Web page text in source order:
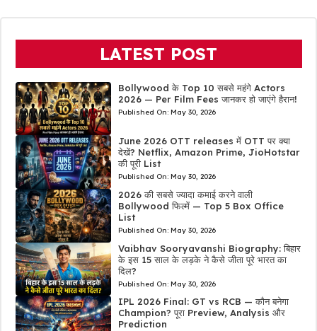
LATEST POST
Bollywood के Top 10 सबसे महंगे Actors
2026 — Per Film Fees जानकर हो जाएंगे हैरान!
Published On: May 30, 2026
June 2026 OTT releases में OTT पर क्या
देखें? Netflix, Amazon Prime, JioHotstar
की पूरी List
Published On: May 30, 2026
2026 की सबसे ज्यादा कमाई करने वाली
Bollywood फिल्में — Top 5 Box Office
List
Published On: May 30, 2026
Vaibhav Sooryavanshi Biography: बिहार
के इस 15 साल के लड़के ने कैसे जीता पूरे भारत का
दिल?
Published On: May 30, 2026
IPL 2026 Final: GT vs RCB — कौन बनेगा
Champion? पूरा Preview, Analysis और
Prediction